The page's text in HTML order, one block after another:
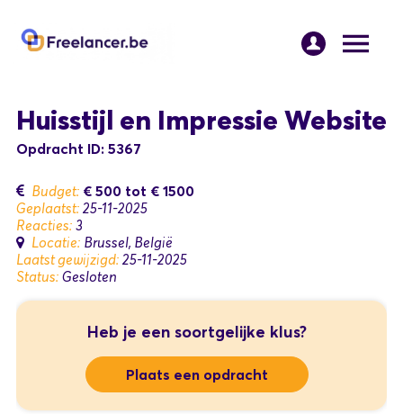
Huisstijl en Impressie Website
Opdracht ID: 5367
Budget: € 500 tot € 1500
Geplaatst: 25-11-2025
Reacties: 3
Locatie: Brussel, België
Laatst gewijzigd: 25-11-2025
Status: Gesloten
Heb je een soortgelijke klus?
Plaats een opdracht